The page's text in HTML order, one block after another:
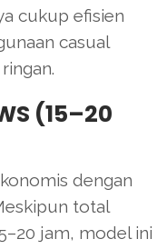
cukup efisien
casual
(15–20
dengan
total
jam, model ini